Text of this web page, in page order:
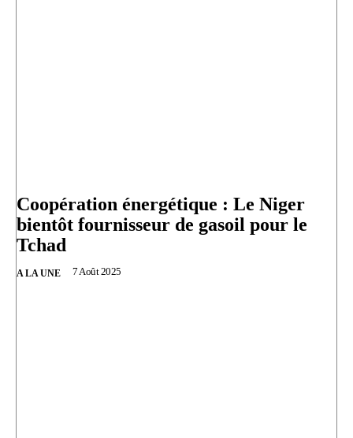
Coopération énergétique : Le Niger
bientôt fournisseur de gasoil pour le
Tchad
A LA UNE 7 Août 2025